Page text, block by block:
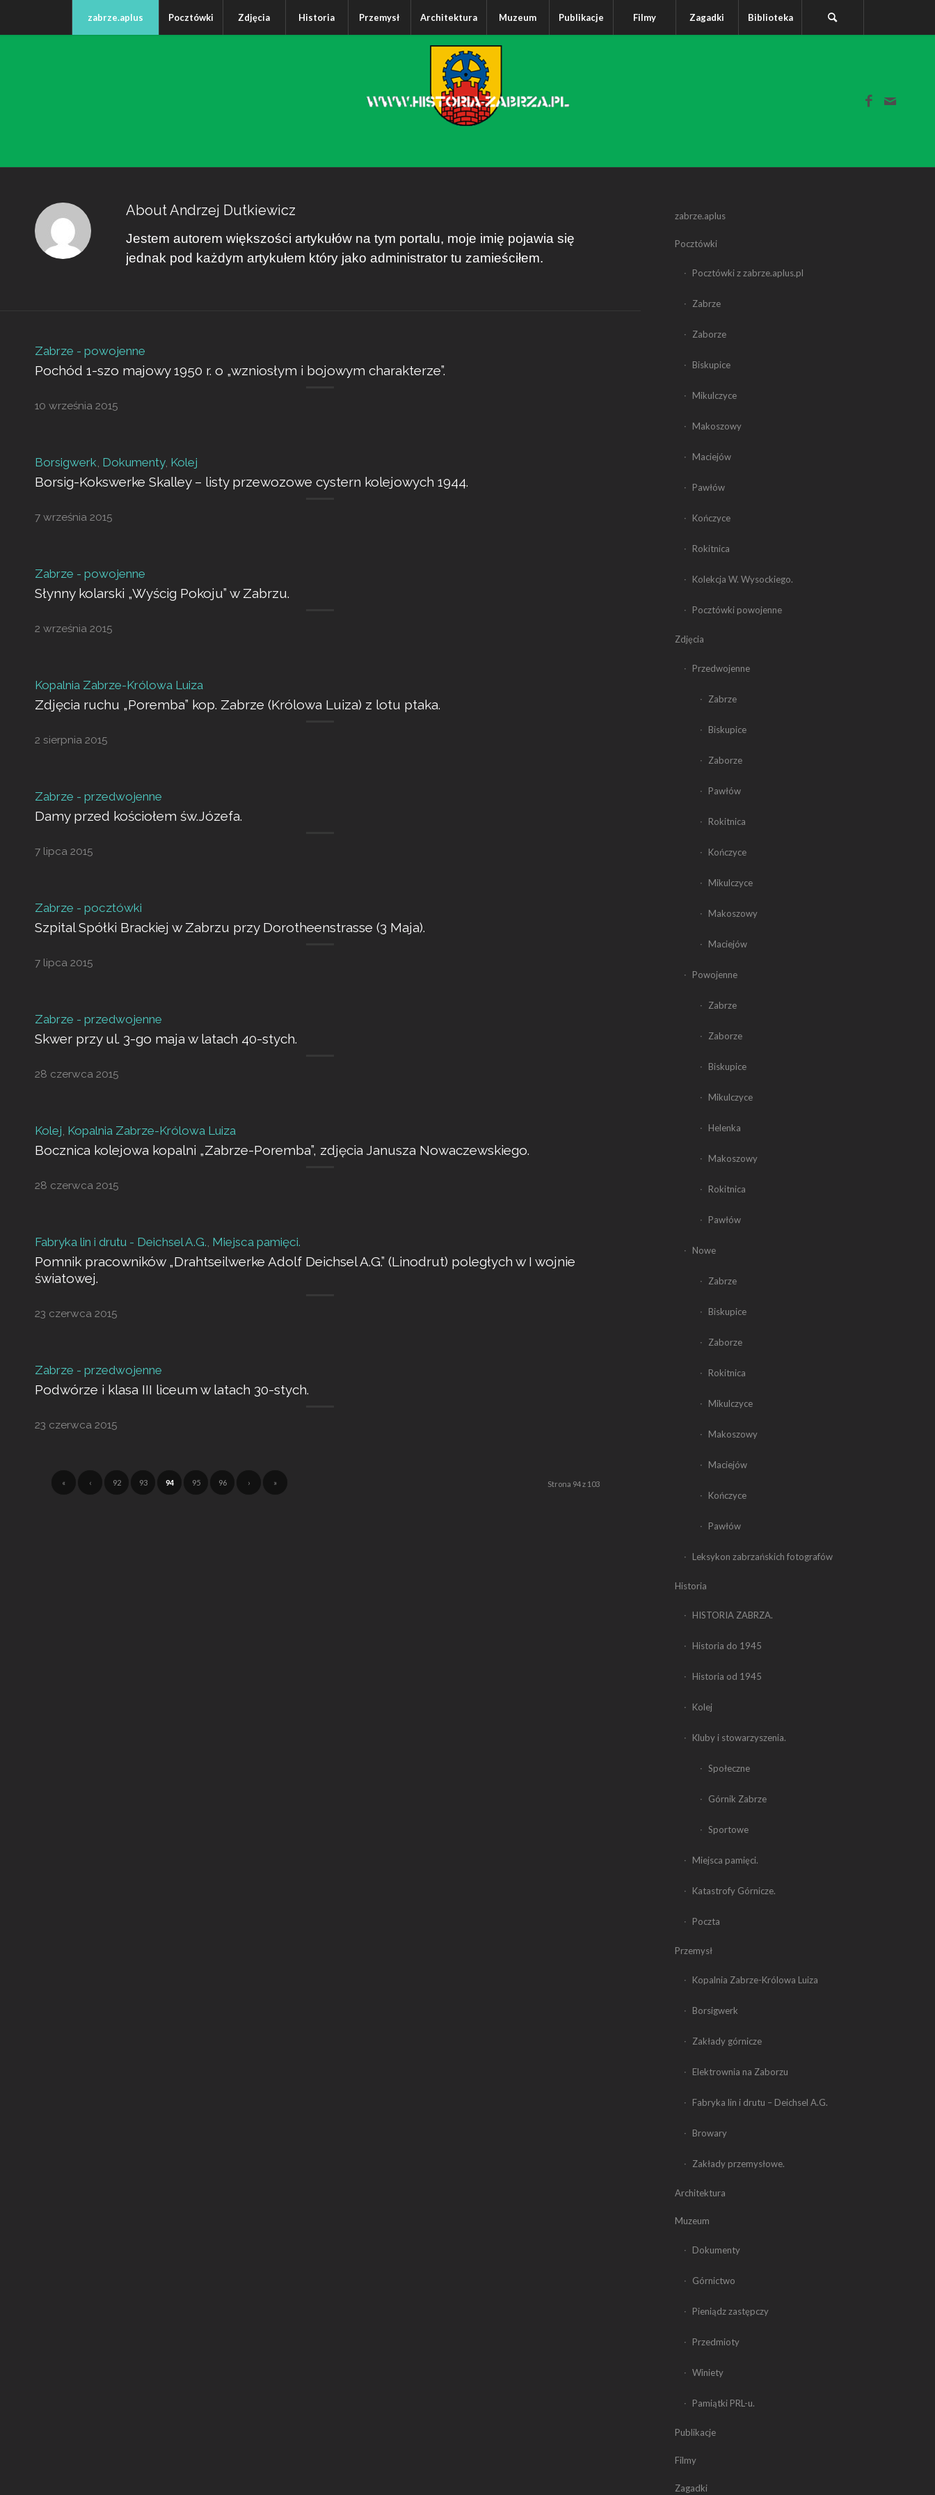
zabrze.aplus Pocztówki Zdjęcia Historia Przemysł Architektura Muzeum Publikacje Filmy Zagadki Biblioteka
AboutAndrzej Dutkiewicz
Jestem autorem większości artykułów na tym portalu, moje imię pojawia się
jednak pod każdym artykułem który jako administrator tu zamieściłem.
Zabrze - powojenne
Pochód 1-szo majowy 1950 r. o „wzniosłym i bojowym charakterze”.
10 września 2015
Borsigwerk Dokumenty, Kolej
Borsig-Kokswerke Skalley – listy przewozowe cystern kolejowych 1944.
7 września 2015
Zabrze - powojenne
Słynny kolarski „Wyścig Pokoju” w Zabrzu.
2 września 2015
Kopalnia Zabrze-Królowa Luiza
Zdjęcia ruchu „Poremba” kop. Zabrze (Królowa Luiza) z lotu ptaka.
2 sierpnia 2015
Zabrze - przedwojenne
Damy przed kościołem św.Józefa.
7 lipca 2015
Zabrze - pocztówki
Szpital Spółki Brackiej w Zabrzu przy Dorotheenstrasse (3 Maja).
7 lipca 2015
Zabrze - przedwojenne
Skwer przy ul. 3-go maja w latach 40-stych.
28 czerwca 2015
Kolej Kopalnia Zabrze-Królowa Luiza
Bocznica kolejowa kopalni „Zabrze-Poremba”, zdjęcia Janusza Nowaczewskiego.
28 czerwca 2015
Fabryka lin i drutu - Deichsel A.G. Miejsca pamięci.
Pomnik pracowników „Drahtseilwerke Adolf Deichsel A.G.” (Linodrut) poległych w I wojnie
światowej.
23 czerwca 2015
Zabrze - przedwojenne
Podwórze i klasa III liceum w latach 30-stych.
23 czerwca 2015
Strona 94 z 103
« ‹ 92 93 94 95 96 › »
zabrze.aplus
Pocztówki
Pocztówki z zabrze.aplus.pl
Zabrze
Zaborze
Biskupice
Mikulczyce
Makoszowy
Maciejów
Pawłów
Kończyce
Rokitnica
Kolekcja W. Wysockiego.
Pocztówki powojenne
Zdjęcia
Przedwojenne
Zabrze
Biskupice
Zaborze
Pawłów
Rokitnica
Kończyce
Mikulczyce
Makoszowy
Maciejów
Powojenne
Zabrze
Zaborze
Biskupice
Mikulczyce
Helenka
Makoszowy
Rokitnica
Pawłów
Nowe
Zabrze
Biskupice
Zaborze
Rokitnica
Mikulczyce
Makoszowy
Maciejów
Kończyce
Pawłów
Leksykon zabrzańskich fotografów
Historia
HISTORIA ZABRZA.
Historia do 1945
Historia od 1945
Kolej
Kluby i stowarzyszenia.
Społeczne
Górnik Zabrze
Sportowe
Miejsca pamięci.
Katastrofy Górnicze.
Poczta
Przemysł
Kopalnia Zabrze-Królowa Luiza
Borsigwerk
Zakłady górnicze
Elektrownia na Zaborzu
Fabryka lin i drutu – Deichsel A.G.
Browary
Zakłady przemysłowe.
Architektura
Muzeum
Dokumenty
Górnictwo
Pieniądz zastępczy
Przedmioty
Winiety
Pamiątki PRL-u.
Publikacje
Filmy
Zagadki